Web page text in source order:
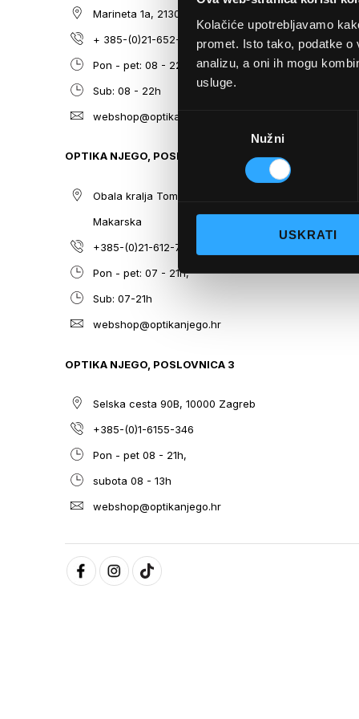
Kolačiće upotrebljavamo
promet. Isto tako, podatke
analizu, a oni ih mogu
usluge.
Odabir
Nužni
USKRATI
GALLERYMarineta 1a, 21300 Makarska
+ 385-(0)21-652-102
Pon - pet: 08 - 22h,
Sub: 08 - 22h
webshop@optikanjego.hr
OPTIKA NJEGO, POSLOVNICA 2
Obala kralja Tomislava 14, 21300
Makarska
+385-(0)21-612-709
Pon - pet: 07 - 21h,
Sub: 07-21h
webshop@optikanjego.hr
OPTIKA NJEGO, POSLOVNICA 3
Selska cesta 90B, 10000 Zagreb
+385-(0)1-6155-346
Pon - pet 08 - 21h,
subota 08 - 13h
webshop@optikanjego.hr
Sunčane